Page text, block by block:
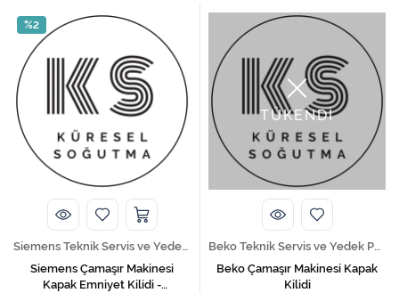
%2
Siemens Teknik Servis ve Yedek Parça Hizmetleri
Siemens Çamaşır Makinesi
Kapak Emniyet Kilidi -
TÜKENDİ
Beko Teknik Servis ve Yedek Parça Hizmetleri
Beko Çamaşır Makinesi Kapak
Kilidi